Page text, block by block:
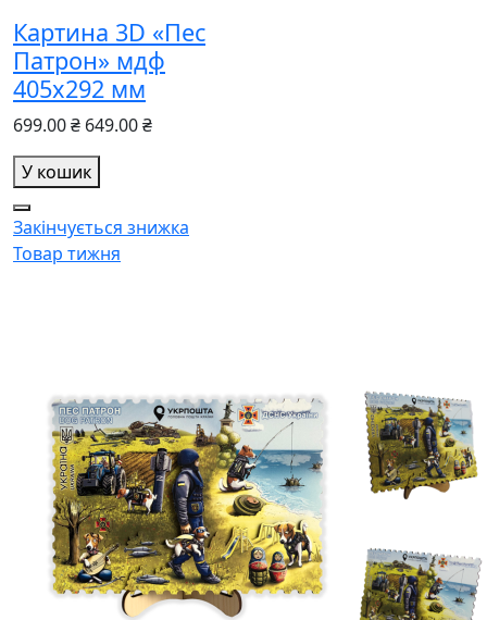
Картина 3D «Пес
Патрон» мдф
405х292 мм
699.00 ₴ 649.00 ₴
У кошик
Закінчується знижка
Товар тижня